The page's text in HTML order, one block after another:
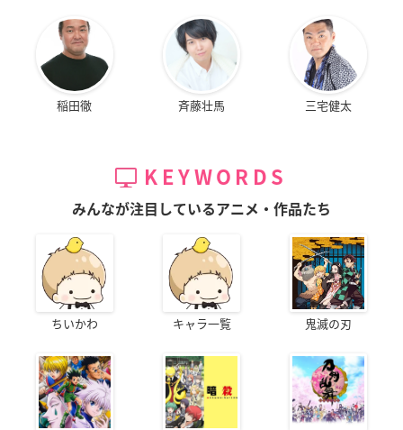
稲田徹 斉藤壮馬 三宅健太
KEYWORDS
みんなが注目しているアニメ・作品たち
ちいかわ キャラ一覧 鬼滅の刃